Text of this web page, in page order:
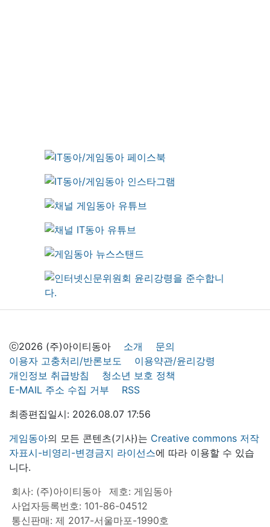
ⓒ2026 (주)아이티동아 소개
문의
이용자 고충처리/반론보도
이용약관/윤리강령
개인정보 취급방침
청소년 보호 정책
E-MAIL 주소 수집 거부
RSS
최종편집일시: 2026.08.07 17:56
게임동아의 모든 콘텐츠(기사)는 Creative commons 저작
자표시-비영리-변경금지 라이선스에 따라 이용할 수 있습
니다.
회사: (주)아이티동아
제호: 게임동아
사업자등록번호: 101-86-04512
통신판매: 제 2017-서울마포-1990호